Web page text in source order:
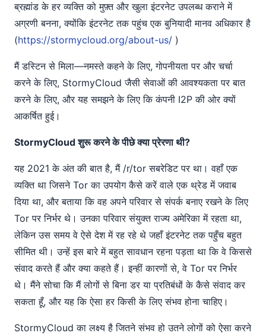
ब्रह्मांड के हर व्यक्ति को मुफ़्त और खुला इंटरनेट उपलब्ध कराने में
अग्रणी बनना, क्योंकि इंटरनेट तक पहुंच एक बुनियादी मानव अधिकार है
(https://stormycloud.org/about-us/ )
मैं डस्टिन से मिला—नमस्ते कहने के लिए, गोपनीयता पर और चर्चा
करने के लिए, StormyCloud जैसी सेवाओं की आवश्यकता पर बात
करने के लिए, और यह समझने के लिए कि कंपनी I2P की ओर क्यों
आकर्षित हुई।
StormyCloud शुरू करने के पीछे क्या प्रेरणा थी?
यह 2021 के अंत की बात है, मैं /r/tor सबरेडिट पर था। वहाँ एक
व्यक्ति था जिसने Tor का उपयोग कैसे करें वाले एक थ्रेड में जवाब
दिया था, और बताया कि वह अपने परिवार से संपर्क बनाए रखने के लिए
Tor पर निर्भर थे। उनका परिवार संयुक्त राज्य अमेरिका में रहता था,
लेकिन उस समय वे ऐसे देश में रह रहे थे जहाँ इंटरनेट तक पहुँच बहुत
सीमित थी। उन्हें इस बारे में बहुत सावधान रहना पड़ता था कि वे किससे
संवाद करते हैं और क्या कहते हैं। इन्हीं कारणों से, वे Tor पर निर्भर
थे। मैंने सोचा कि मैं लोगों से बिना डर या प्रतिबंधों के कैसे संवाद कर
सकता हूँ, और यह कि ऐसा हर किसी के लिए संभव होना चाहिए।
StormyCloud का लक्ष्य है जितने संभव हो उतने लोगों को ऐसा करने